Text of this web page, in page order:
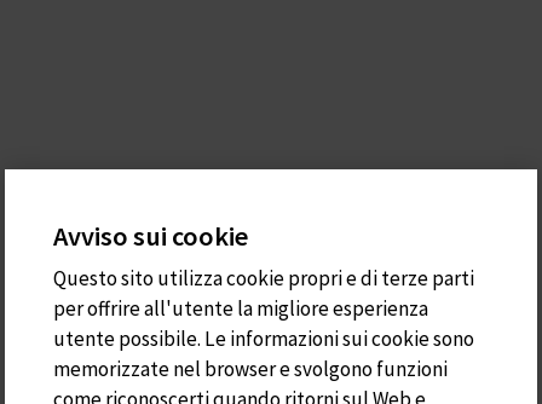
Avviso sui cookie
Questo sito utilizza cookie propri e di terze parti
per offrire all'utente la migliore esperienza
utente possibile. Le informazioni sui cookie sono
memorizzate nel browser e svolgono funzioni